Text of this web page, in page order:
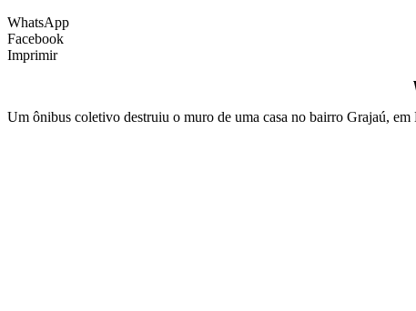
WhatsApp
Facebook
Imprimir
Um ônibus coletivo destruiu o muro de uma casa no bairro Grajaú,